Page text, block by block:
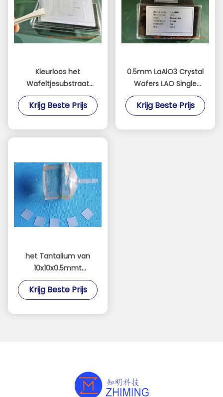
Kleurloos het
Wafeltjesubstraat
Crystal For
Superconducting
MgAl2O4
Krijg Beste Prijs
0.5mm LaAlO3 Crystal
Wafers LAO Single
Crystal Substrate
Krijg Beste Prijs
het Tantalium van
10x10x0.5mmt
LaSrAlTaO3, LAATSTE
Wafeltjesubstraat
Krijg Beste Prijs